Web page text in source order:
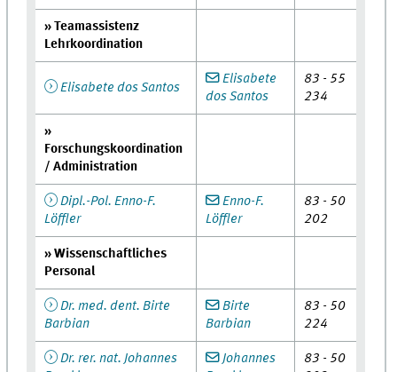
» Teamassistenz
Lehrkoordination
Elisabete dos Santos
Elisabete
dos Santos
83 - 55
234
»
Forschungskoordination
/ Administration
Dipl.-Pol. Enno-F.
Löffler
Enno-F.
Löffler
83 - 50
202
» Wissenschaftliches
Personal
Dr. med. dent. Birte
Barbian
Birte
Barbian
83 - 50
224
Dr. rer. nat. Johannes
Johannes
83 - 50